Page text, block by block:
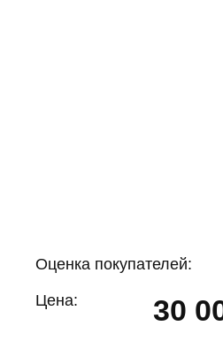
Оценка покупателей:
Цена: 30